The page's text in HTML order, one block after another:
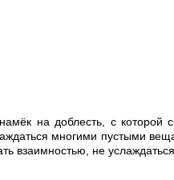
на доблесть, с
многими пустыми
взаимностью, не